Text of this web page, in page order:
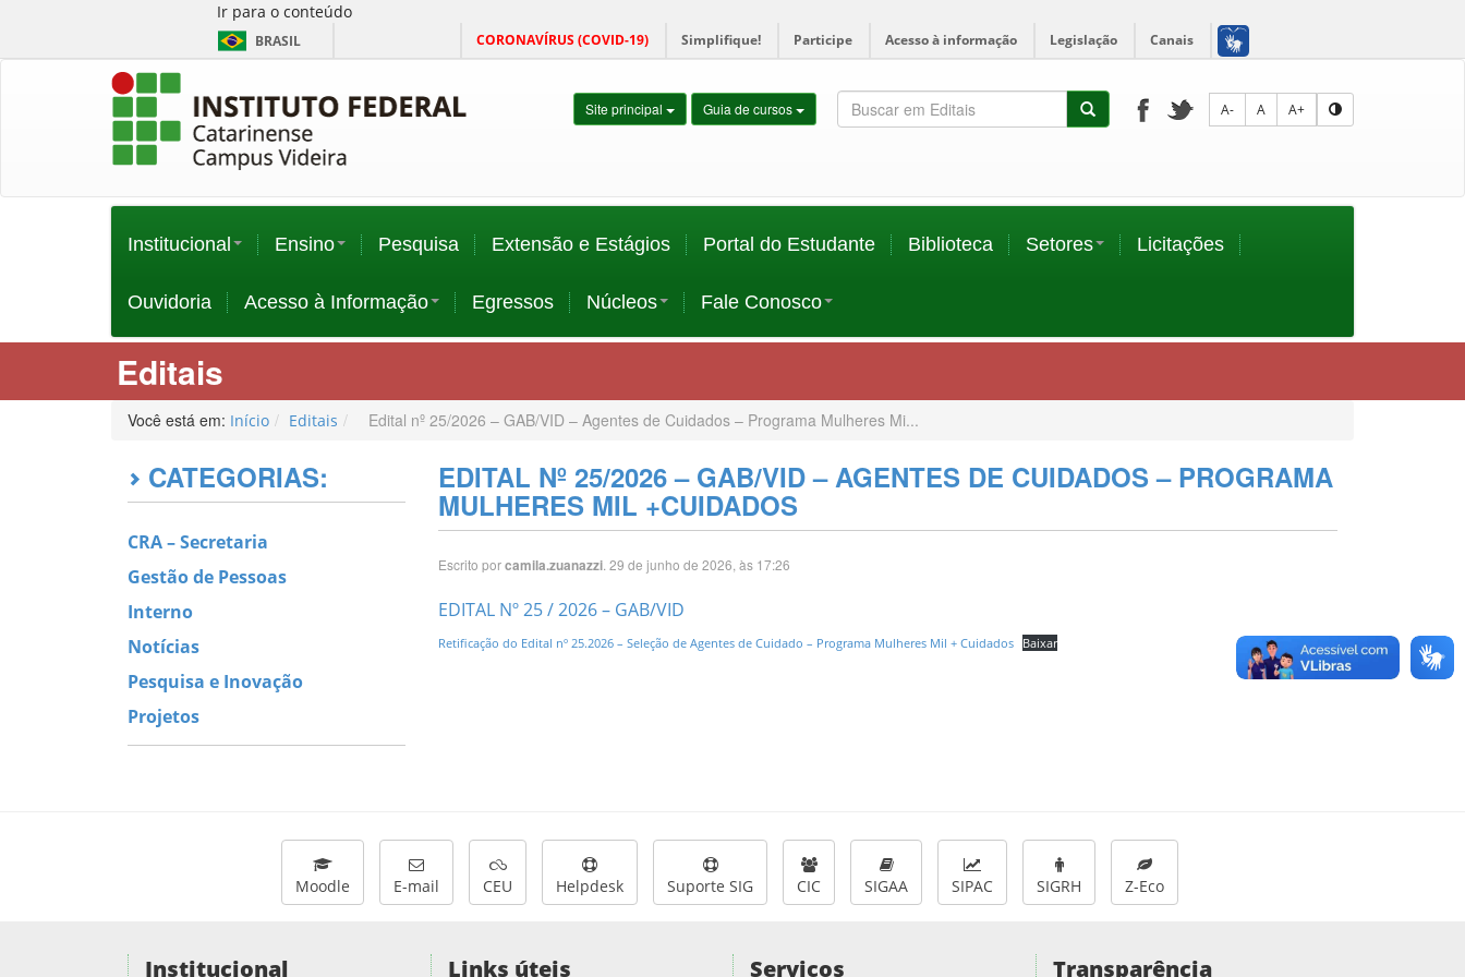
Ir para o conteúdo
BRASIL CORONAVÍRUS (COVID-19) Simplifique! Participe Acesso à informação Legislação Canais
Site principal Guia de cursos A- A A+
Institucional Ensino Pesquisa Extensão e Estágios Portal do Estudante Biblioteca Setores Licitações
Ouvidoria Acesso à Informação Egressos Núcleos Fale Conosco
Editais
Você está em: Início Editais Edital nº 25/2026 – GAB/VID – Agentes de Cuidados – Programa Mulheres Mi...
CATEGORIAS:
CRA – Secretaria
Gestão de Pessoas
Interno
Notícias
Pesquisa e Inovação
Projetos
EDITAL Nº 25/2026 – GAB/VID – AGENTES DE CUIDADOS – PROGRAMA
MULHERES MIL +CUIDADOS
Escrito porcamila.zuanazzi . 29 de junho de 2026, às 17:26
EDITAL Nº 25 / 2026 – GAB/VID
Retificação do Edital nº 25.2026 – Seleção de Agentes de Cuidado – Programa Mulheres Mil + Cuidados Baixar
Moodle E-mail CEU Helpdesk Suporte SIG CIC SIGAA SIPAC SIGRH Z-Eco
Institucional Links úteis Serviços Transparência